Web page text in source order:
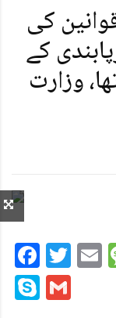
کی
کے
وزارت
Skype